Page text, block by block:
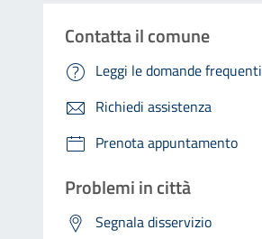
Contatta il comune
Leggi le domande frequenti
Richiedi assistenza
Prenota appuntamento
Problemi in città
Segnala disservizio